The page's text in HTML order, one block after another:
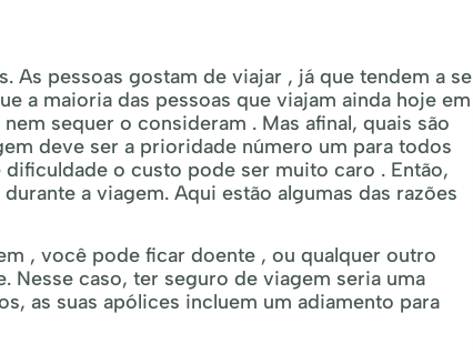
As pessoas gostam de viajar , já que tendem a se
a maioria das pessoas que viajam ainda hoje em
sequer o consideram . Mas afinal, quais são
deve ser a prioridade número um para todos
o custo pode ser muito caro . Então,
a viagem. Aqui estão algumas das razões
, você pode ficar doente , ou qualquer outro
Nesse caso, ter seguro de viagem seria uma
as suas apólices incluem um adiamento para